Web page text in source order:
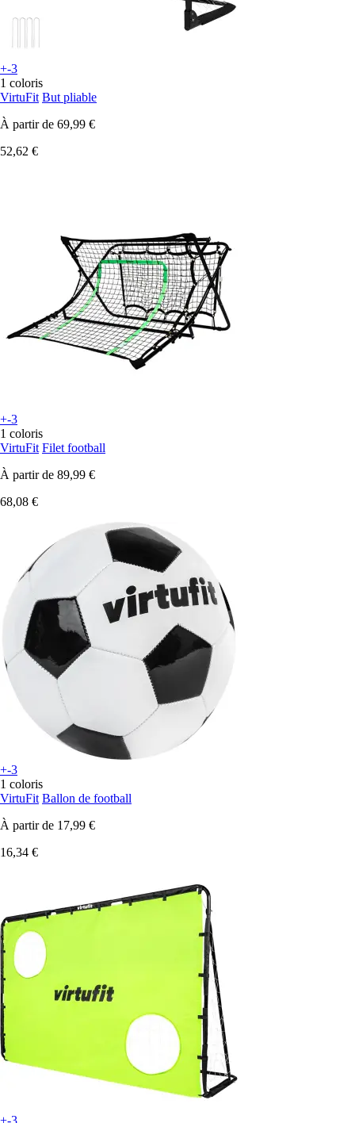
+-3
1 coloris
VirtuFit But pliable
À partir de 69,99 €
52,62 €
+-3
1 coloris
VirtuFit Filet football
À partir de 89,99 €
68,08 €
+-3
1 coloris
VirtuFit Ballon de football
À partir de 17,99 €
16,34 €